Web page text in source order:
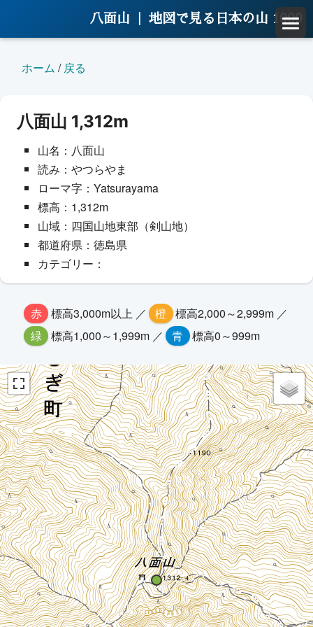
八面山 | 地図で見る日本の山 1000
ホーム /戻る
八面山 1,312m
山名：八面山
読み：やつらやま
ローマ字：Yatsurayama
標高：1,312m
山域：四国山地東部（剣山地）
都道府県：徳島県
カテゴリー：
赤 標高3,000m以上 ／ 橙
標高2,000～2,999m ／
緑 標高1,000～1,999m ／ 青 標高0～999m